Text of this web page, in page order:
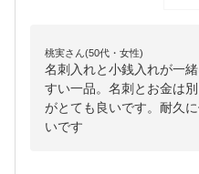
桃実さん(50代・女性)
名刺入れと小銭入れが一
すい一品。名刺とお金は
がとても良いです。耐久
いです